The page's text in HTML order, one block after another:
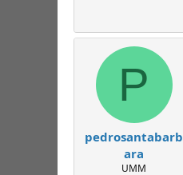
P
pedrosantabarb
ara
UMM